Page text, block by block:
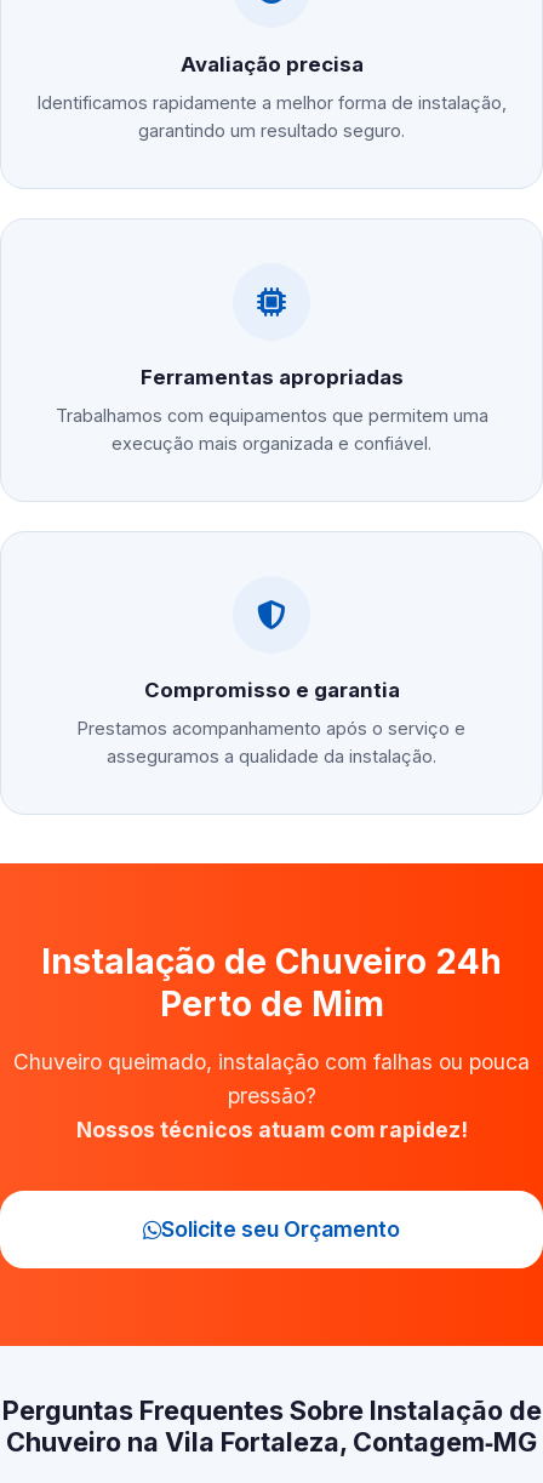
Avaliação precisa
Identificamos rapidamente a melhor forma de instalação,
garantindo um resultado seguro.
Ferramentas apropriadas
Trabalhamos com equipamentos que permitem uma
execução mais organizada e confiável.
Compromisso e garantia
Prestamos acompanhamento após o serviço e
asseguramos a qualidade da instalação.
Instalação de Chuveiro 24h
Perto de Mim
Chuveiro queimado, instalação com falhas ou pouca
pressão?
Nossos técnicos atuam com rapidez!
Solicite seu Orçamento
Perguntas Frequentes Sobre Instalação de
Chuveiro na Vila Fortaleza, Contagem‑MG